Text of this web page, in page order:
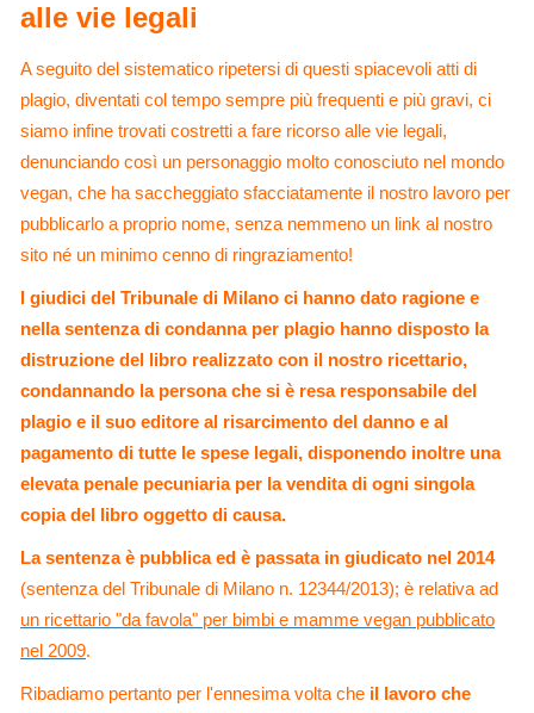
alle vie legali
A seguito del sistematico ripetersi di questi spiacevoli atti di
plagio, diventati col tempo sempre più frequenti e più gravi, ci
siamo infine trovati costretti a fare ricorso alle vie legali,
denunciando così un personaggio molto conosciuto nel mondo
vegan, che ha saccheggiato sfacciatamente il nostro lavoro per
pubblicarlo a proprio nome, senza nemmeno un link al nostro
sito né un minimo cenno di ringraziamento!
I giudici del Tribunale di Milano ci hanno dato ragione e
nella sentenza di condanna per plagio hanno disposto la
distruzione del libro realizzato con il nostro ricettario,
condannando la persona che si è resa responsabile del
plagio e il suo editore al risarcimento del danno e al
pagamento di tutte le spese legali, disponendo inoltre una
elevata penale pecuniaria per la vendita di ogni singola
copia del libro oggetto di causa.
La sentenza è pubblica ed è passata in giudicato nel 2014
(sentenza del Tribunale di Milano n. 12344/2013); è relativa ad
un ricettario "da favola" per bimbi e mamme vegan pubblicato
nel 2009.
Ribadiamo pertanto per l'ennesima volta che il lavoro che